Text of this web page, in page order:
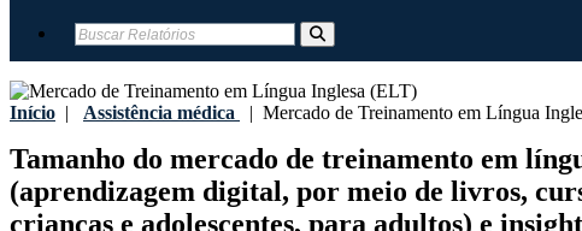
Início | Assistência médica | Mercado de Treinamento em Língua
Tamanho do mercado de treinamento em
(aprendizagem digital, por meio de livros,
crianças e adolescentes, para adultos) e